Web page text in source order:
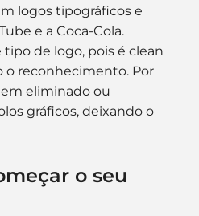
logos tipográficos e
e a Coca-Cola.
de logo, pois é clean
o reconhecimento. Por
eliminado ou
gráficos, deixando o
o seu